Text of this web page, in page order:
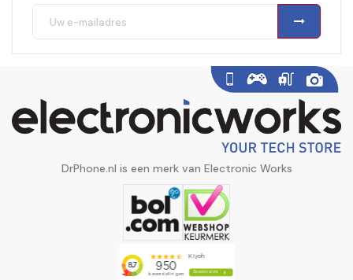
DrPhone.nl is een merk van Electronic Works